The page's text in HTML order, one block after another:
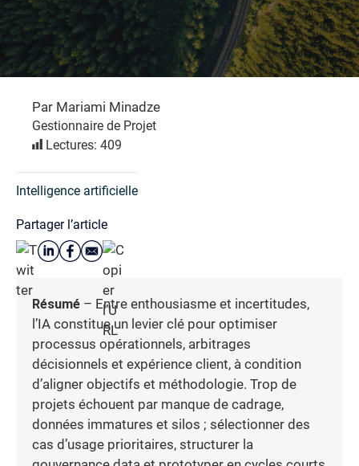
Par Mariami Minadze
Gestionnaire de Projet
Lectures: 409
Intelligence artificielle
Partager l’article
Résumé – Entre enthousiasme et incertitudes,
l’IA constitue un levier clé pour optimiser
processus opérationnels, arbitrages
décisionnels et expérience client, à condition
d’aligner objectifs et méthodologie. Trop de
projets échouent par manque de cadrage,
données immatures et silos ; sélectionner des
cas d’usage prioritaires, structurer la